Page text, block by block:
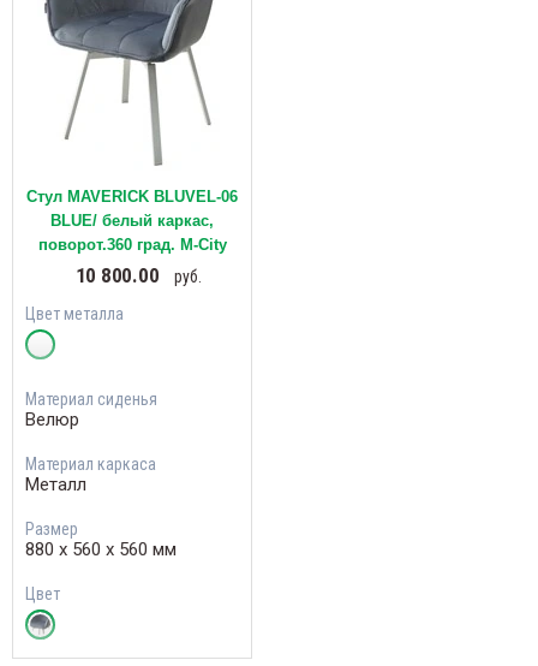
Стул MAVERICK BLUVEL-06
BLUE/ белый каркас,
поворот.360 град. М-City
10 800.00
руб.
Цвет металла
Материал сиденья
Велюр
Материал каркаса
Металл
Размер
880 х 560 х 560 мм
Цвет